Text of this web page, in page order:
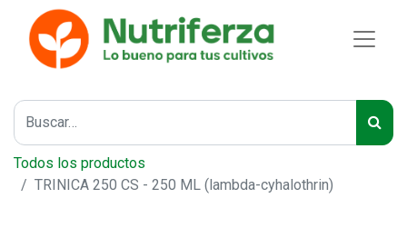
Todos los productos
TRINICA 250 CS - 250 ML (lambda-cyhalothrin)